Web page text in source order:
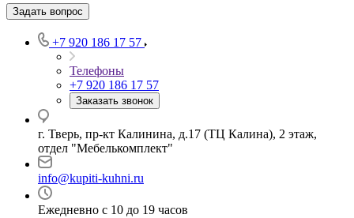
Задать вопрос
+7 920 186 17 57
Телефоны
+7 920 186 17 57
Заказать звонок
г. Тверь, пр-кт Калинина, д.17 (ТЦ Калина), 2 этаж,
отдел "Мебелькомплект"
info@kupiti-kuhni.ru
Ежедневно с 10 до 19 часов